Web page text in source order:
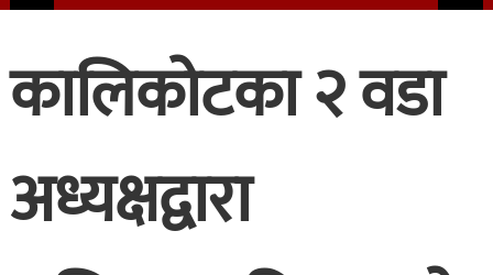
कालिकोटका २ वडा
अध्यक्षद्वारा